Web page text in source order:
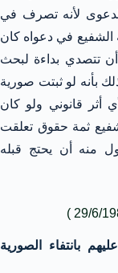
لأنه تصرف في
الشفيع في دعواه كان
تتصدي بداءة لبحث
بأنه لو ثبتت صورية
أثر قانوني ولو كان
ثمة حقوق تعلقت
منه أن يحتج قبله
بانتفاء الصورية